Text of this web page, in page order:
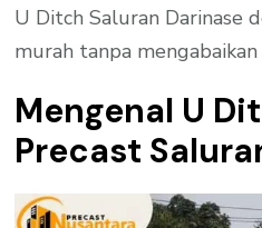
U Ditch Saluran Darinase
murah tanpa
Mengenal U
Precast